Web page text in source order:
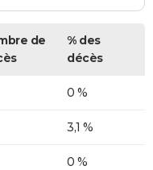
de
% des
décès
0 %
3,1 %
0 %